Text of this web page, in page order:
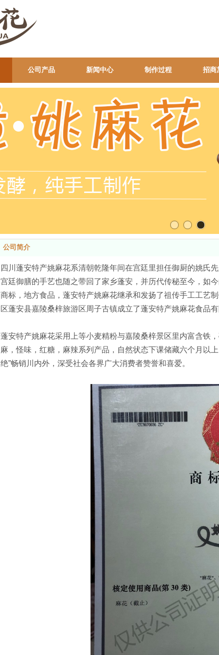
公司产品 新闻中心 制作过程 招商
公司简介
四川蓬安特产姚麻花系清朝乾隆年间在宫廷里担任御厨的姚氏
宫廷御膳的手艺也随之带回了家乡蓬安，并历代传秘至今，如
商标，地方食品，蓬安特产姚麻花继承和发扬了祖传手工工艺
区蓬安县嘉陵桑梓旅游区周子古镇成立了蓬安特产姚麻花食品有
蓬安特产姚麻花采用上等小麦精粉与嘉陵桑梓景区里内富含铁
麻，怪味，红糖，麻辣系列产品，自然状态下课储藏六个月以
绝”畅销川内外，深受社会各界广大消费者赞誉和喜爱。